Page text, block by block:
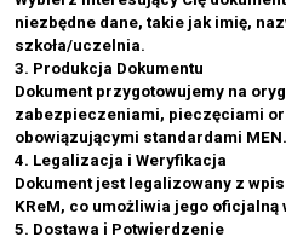
niezbędne dane, takie jak imię,
szkoła/uczelnia.
3. Produkcja Dokumentu
Dokument przygotowujemy na
zabezpieczeniami, pieczęciami
obowiązującymi standardami MEN.
4. Legalizacja i Weryfikacja
Dokument jest legalizowany z
KReM, co umożliwia jego oficjalną
5. Dostawa i Potwierdzenie